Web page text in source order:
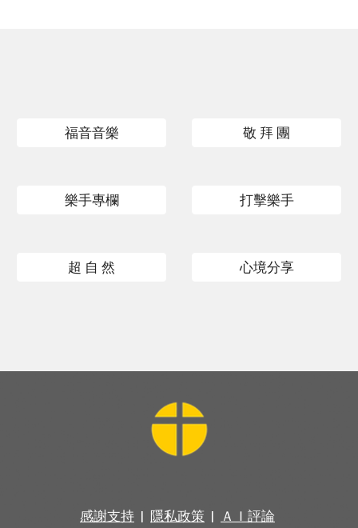
福音音樂 敬 拜 團
樂手專欄 打擊樂手
超 自 然 心境分享
感謝支持 | 隱私政策 | ＡＩ評論